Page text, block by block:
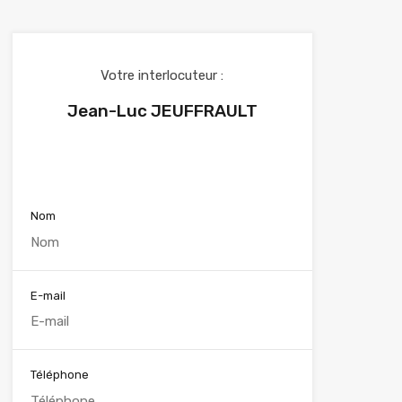
Votre interlocuteur :
Jean-Luc JEUFFRAULT
Nom
E-mail
Téléphone